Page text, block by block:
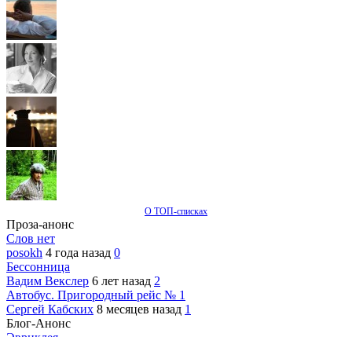
О ТОП-списках
Проза-анонс
Слов нет
posokh 4 года назад 0
Бессонница
Вадим Векслер 6 лет назад 2
Автобус. Пригородный рейс № 1
Сергей Кабских 8 месяцев назад 1
Блог-Анонс